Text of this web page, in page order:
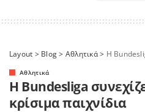
Layout > Blog> Αθλητικά> Η Bundesliga
Αθλητικά
Η Bundesliga
κρίσιμα παιχνίδια